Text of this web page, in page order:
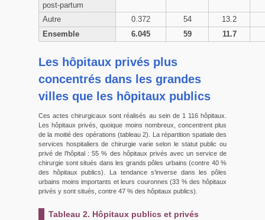
post-partum
Autre 0.372 54
13.2
Ensemble
6.045 59 11.7
Les hôpitaux privés plus
concentrés dans les grandes
villes que les hôpitaux publics
Ces actes chirurgicaux sont réalisés au sein de 1 116 hôpitaux.
Les hôpitaux privés, quoique moins nombreux, concentrent plus
de la moitié des opérations (tableau 2). La répartition spatiale des
services hospitaliers de chirurgie varie selon le statut public ou
privé de l’hôpital : 55 % des hôpitaux privés avec un service de
chirurgie sont situés dans les grands pôles urbains (contre 40 %
des hôpitaux publics). La tendance s’inverse dans les pôles
urbains moins importants et leurs couronnes (33 % des hôpitaux
privés y sont situés, contre 47 % des hôpitaux publics).
Tableau 2. Hôpitaux publics et privés